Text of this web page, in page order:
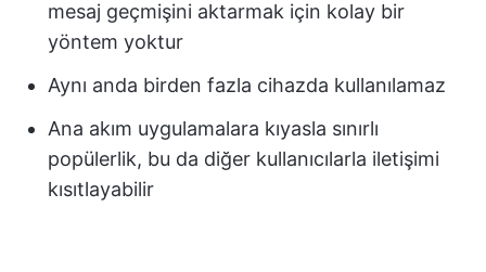
mesaj geçmişini aktarmak için kolay bir
yöntem yoktur
Aynı anda birden fazla cihazda kullanılamaz
Ana akım uygulamalara kıyasla sınırlı
popülerlik, bu da diğer kullanıcılarla iletişimi
kısıtlayabilir